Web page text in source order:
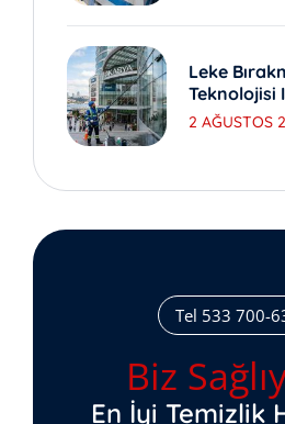
Leke
Teknolojisi
Yıkama
2 AĞUSTOS
Tel 533 700-
Biz
En İyi Temizlik